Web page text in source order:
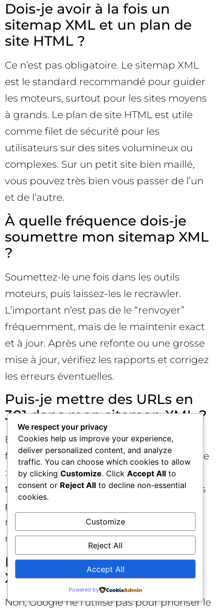
Dois-je avoir à la fois un
sitemap XML et un plan de
site HTML ?
Ce n’est pas obligatoire. Le sitemap XML
est le standard recommandé pour guider
les moteurs, surtout pour les sites moyens
à grands. Le plan de site HTML est utile
comme filet de sécurité pour les
utilisateurs sur des sites volumineux ou
complexes. Sur un petit site bien maillé,
vous pouvez très bien vous passer de l’un
et de l’autre.
À quelle fréquence dois-je
soumettre mon sitemap XML
?
Soumettez-le une fois dans les outils
moteurs, puis laissez-les le recrawler.
L’important n’est pas de le “renvoyer”
fréquemment, mais de le maintenir exact
et à jour. Après une refonte ou une grosse
mise à jour, vérifiez les rapports et corrigez
les erreurs éventuelles.
Puis-je mettre des URLs en
301 dans mon sitemap XML ?
En routine, non : ne listez que des URLs
finales indexables. Exception pragmatique
: durant une migration, un sitemap
temporaire contenant les anciennes URLs
peut accélérer la prise en compte des
redirections. Supprimez-le ensuite pour
revenir à un sitemap propre.
La balise priority du sitemap
XML aide-t-elle vraiment ?
Non, Google ne l’utilise pas pour prioriser le
We respect your privacy
Cookies help us improve your experience,
deliver personalized content, and analyze
traffic. You can choose which cookies to allow
by clicking Customize. Click Accept All to
consent or Reject All to decline non-essential
cookies.
Customize
Reject All
Accept All
Powered by